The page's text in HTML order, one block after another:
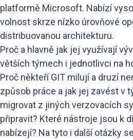
platformě Microsoft. Nabízí
volnost skrze nízko úrovňové
distribuovanou architekturu.
Proč a hlavně jak jej využívají
větších týmech i jednotlivci na
Proč někteří GIT milují a druzí
způsob práce a jak jej zavést v
migrovat z jiných verzovacích
připravit? Které nástroje jsou k
nabízejí? Na tyto i další otázky